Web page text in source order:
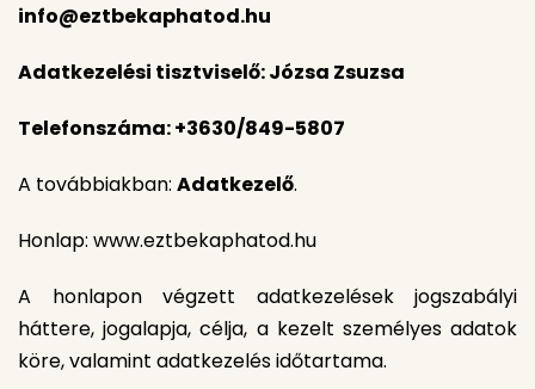
info@eztbekaphatod.hu
Adatkezelési tisztviselő: Józsa Zsuzsa
Telefonszáma: +3630/849-5807
A továbbiakban: Adatkezelő.
Honlap: www.eztbekaphatod.hu
A honlapon végzett adatkezelések jogszabályi
háttere, jogalapja, célja, a kezelt személyes adatok
köre, valamint adatkezelés időtartama.